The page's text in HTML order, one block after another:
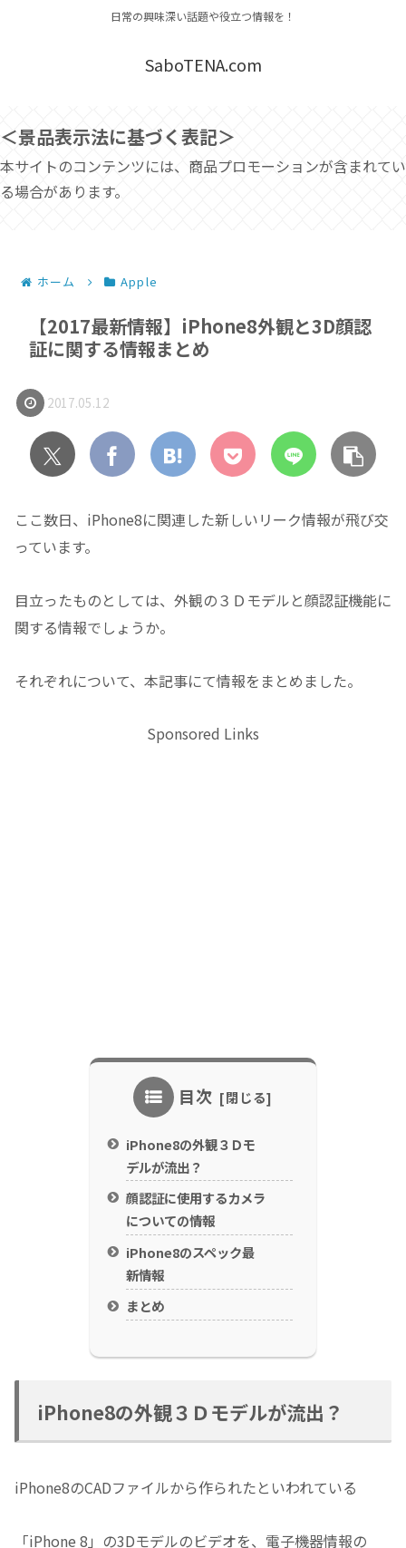
日常の興味深い話題や役立つ情報を！
SaboTENA.com
＜景品表示法に基づく表記＞
本サイトのコンテンツには、商品プロモーションが含まれてい
る場合があります。
ホーム Apple
【2017最新情報】iPhone8外観と3D顔認
証に関する情報まとめ
2017.05.12
ここ数日、iPhone8に関連した新しいリーク情報が飛び交
っています。
目立ったものとしては、外観の３Ｄモデルと顔認証機能に
関する情報でしょうか。
それぞれについて、本記事にて情報をまとめました。
Sponsored Links
目次
iPhone8の外観３Ｄモ
デルが流出？
顔認証に使用するカメラ
についての情報
iPhone8のスペック最
新情報
まとめ
iPhone8の外観３Ｄモデルが流出？
iPhone8のCADファイルから作られたといわれている
「iPhone 8」の3Dモデルのビデオを、電子機器情報の